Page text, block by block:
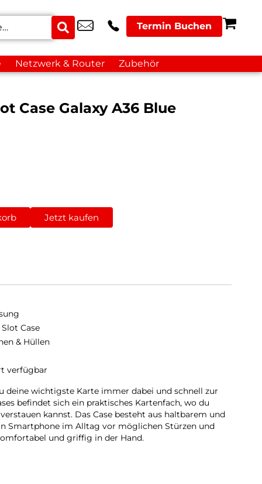
Termin Buchen
Netzwerk & Router Zubehör
Case Galaxy A36 Blue
Jetzt kaufen
Case
& Hüllen
verfügbar
deine wichtigste Karte immer dabei und schnell zur
befindet sich ein praktisches Kartenfach, wo du
kannst. Das Case besteht aus haltbarem und
Smartphone im Alltag vor möglichen Stürzen und
und griffig in der Hand.